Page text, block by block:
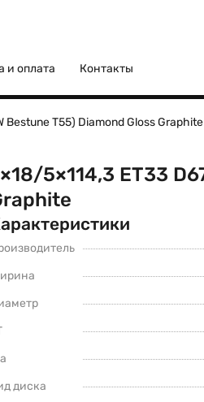
и оплата Контакты
Bestune T55) Diamond Gloss Graphite
5×114,3 ET33
диска